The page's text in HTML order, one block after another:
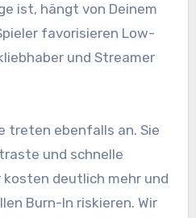
ist, hängt von Deinem
favorisieren Low-
und Streamer
treten ebenfalls an. Sie
und schnelle
deutlich mehr und
Burn-In riskieren. Wir